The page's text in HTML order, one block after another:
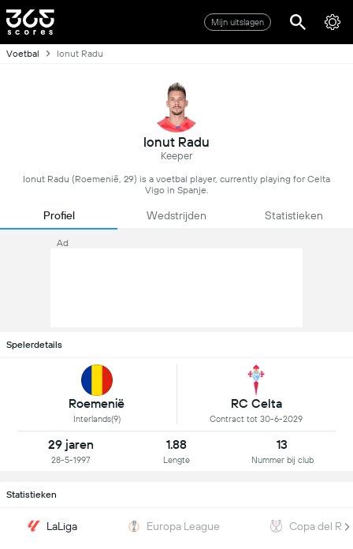
Mijn uitslagen
Voetbal Ionut Radu
Ionut Radu
Keeper
Ionut Radu (Roemenië, 29) is a voetbal player, currently playing for Celta
Vigo in Spanje.
Profiel Wedstrijden Statistieken
Ad
Spelerdetails
Roemenië
Interlands(9)
RC Celta
Contract tot 30-6-2029
29 jaren
28-5-1997
1.88
Lengte
13
Nummer bij club
Statistieken
LaLiga Europa League Copa del Rey